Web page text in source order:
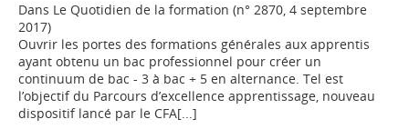
Dans Le Quotidien de la formation (n° 2870, 4 septembre
2017)
Ouvrir les portes des formations générales aux apprentis
ayant obtenu un bac professionnel pour créer un
continuum de bac - 3 à bac + 5 en alternance. Tel est
l’objectif du Parcours d’excellence apprentissage, nouveau
dispositif lancé par le CFA[...]